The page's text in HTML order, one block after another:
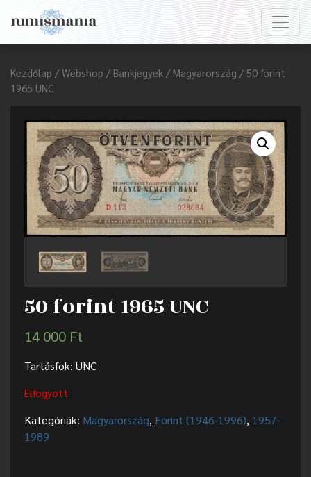
Kezdőlap / Webshop / Bankjegyek / Magyarország / 50 forint
1965 UNC
50 forint 1965 UNC
14 000 Ft
Tartásfok: UNC
Elfogyott
Kategóriák: Magyarország, Forint (1946-1996), 1957-
1989